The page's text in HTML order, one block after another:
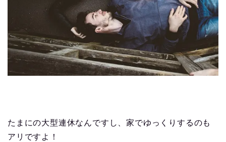
たまにの大型連休なんですし、家でゆっくりするのも
アリですよ！